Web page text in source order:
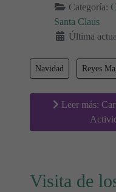
Categoría:
Santa Claus
Última
Navidad Reyes
Leer más:
Visita de